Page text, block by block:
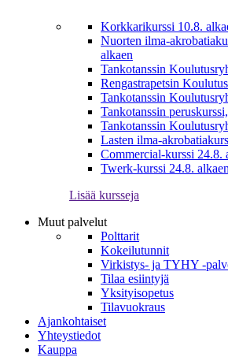
Korkkarikurssi 10.8.
Nuorten ilma-
alkaen
Tankotanssin
Rengastrapetsin
Tankotanssin
Tankotanssin
Tankotanssin
Lasten ilma-
Commercial-kurssi 24.8.
Twerk-kurssi 24.8. alkaen
Lisää kursseja
Muut palvelut
Polttarit
Kokeilutunnit
Virkistys- ja TYHY -
Tilaa esiintyjä
Yksityisopetus
Tilavuokraus
Ajankohtaiset
Yhteystiedot
Kauppa